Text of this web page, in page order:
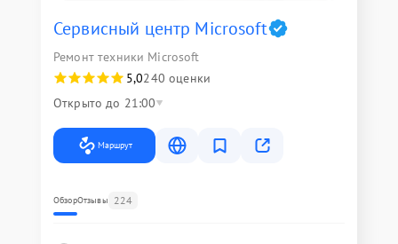
Сервисный центр Microsoft
Ремонт техники Microsoft
5,0240 оценки
Открыто до 21:00
Маршрут
ОбзорОтзывы 224